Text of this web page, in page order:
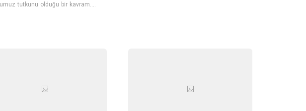
tutkunu olduğu bir kavram.
uzak, doğa ile iç içe bir tatil
düşünebilirsiniz. Web sitesi